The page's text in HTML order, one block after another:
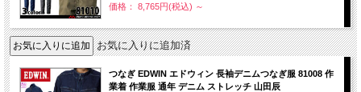
価格： 8,765円(税込) ～
お気に入りに追加済
つなぎ EDWIN エドウィン 長袖デニムつなぎ服 81008 作
業着 作業服 通年 デニム ストレッチ 山田辰